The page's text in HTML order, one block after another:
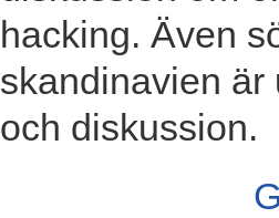
hacking. Även
skandinavien är
och diskussion.